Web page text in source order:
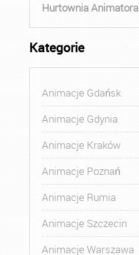
Hurtownia Animatora
Kategorie
Animacje Gdańsk
Animacje Gdynia
Animacje Kraków
Animacje Poznań
Animacje Rumia
Animacje Szczecin
Animacje Warszawa